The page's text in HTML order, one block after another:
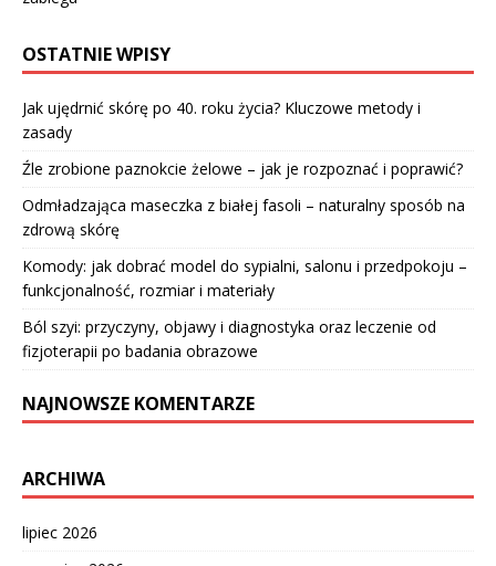
OSTATNIE WPISY
Jak ujędrnić skórę po 40. roku życia? Kluczowe metody i
zasady
Źle zrobione paznokcie żelowe – jak je rozpoznać i poprawić?
Odmładzająca maseczka z białej fasoli – naturalny sposób na
zdrową skórę
Komody: jak dobrać model do sypialni, salonu i przedpokoju –
funkcjonalność, rozmiar i materiały
Ból szyi: przyczyny, objawy i diagnostyka oraz leczenie od
fizjoterapii po badania obrazowe
NAJNOWSZE KOMENTARZE
ARCHIWA
lipiec 2026